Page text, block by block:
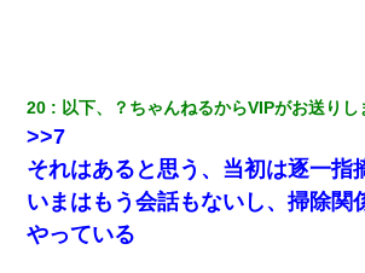
中の道を走っていたら、突然ガガッ！って音
何年か前に妹は離婚している。当時生まれた
かったため妹有責での離婚になり…
中途採用のAが部長から呼び出された。Aは
20 以下、？ちゃんねるからVIPがお送りし
>>7
それはあると思う、当初は逐一指
いまはもう会話もないし、掃除関
やっている